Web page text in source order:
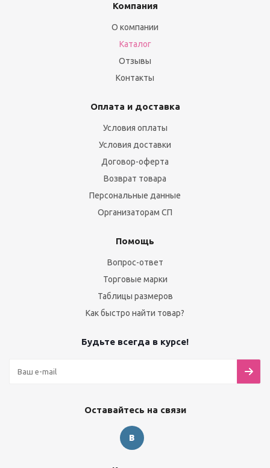
Компания
О компании
Каталог
Отзывы
Контакты
Оплата и доставка
Условия оплаты
Условия доставки
Договор-оферта
Возврат товара
Персональные данные
Организаторам СП
Помощь
Вопрос-ответ
Торговые марки
Таблицы размеров
Как быстро найти товар?
Будьте всегда в курсе!
Оставайтесь на связи